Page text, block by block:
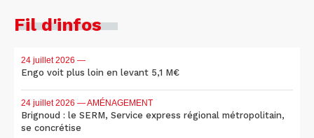
Fil d'infos
24 juillet 2026 —
Engo voit plus loin en levant 5,1 M€
24 juillet 2026 — AMÉNAGEMENT
Brignoud : le SERM, Service express régional métropolitain,
se concrétise